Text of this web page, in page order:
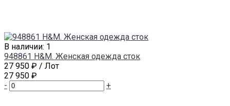
В наличии: 1
948861 H&M. Женская одежда сток
27 950 ₽ / Лот
27 950 ₽
-
+